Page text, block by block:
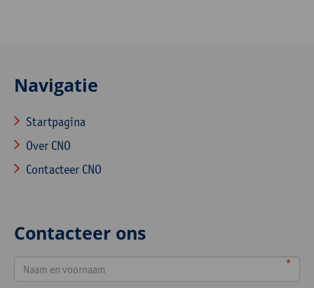
Navigatie
Startpagina
Over CNO
Contacteer CNO
Contacteer ons
*